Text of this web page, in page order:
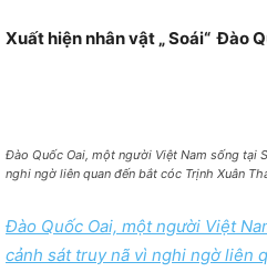
Xuất hiện nhân vật „ Soái“ Đào
Đào Quốc Oai, một người Việt Nam sống tại
nghi ngờ liên quan đến bắt cóc Trịnh Xuân
Đào Quốc Oai, một người Việt
cảnh sát truy nã vì nghi ngờ liên